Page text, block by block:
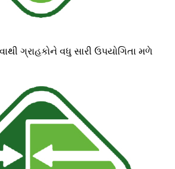
ગ્રાહકોને વધુ સારી ઉપયોગિતા મળે